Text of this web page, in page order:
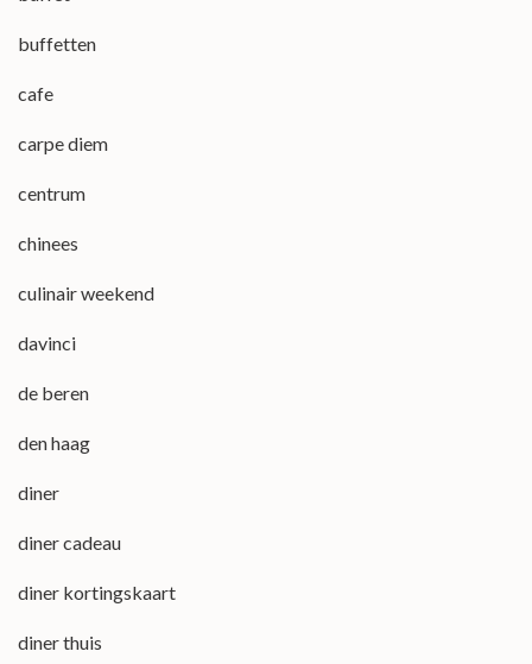
buffetten
cafe
carpe diem
centrum
chinees
culinair weekend
davinci
de beren
den haag
diner
diner cadeau
diner kortingskaart
diner thuis